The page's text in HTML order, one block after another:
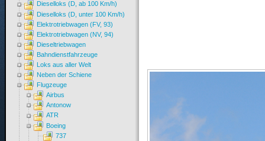
Dieselloks (D, ab 100 Km/h)
Dieselloks (D, unter 100 Km/h)
Elektrotriebwagen (FV, 93)
Elektrotriebwagen (NV, 94)
Dieseltriebwagen
Bahndienstfahrzeuge
Loks aus aller Welt
Neben der Schiene
Flugzeuge
Airbus
Antonow
ATR
Boeing
737